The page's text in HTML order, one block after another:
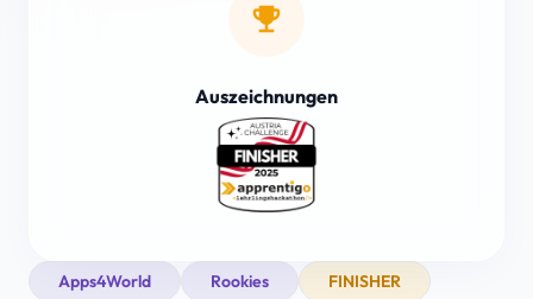
emoji_events
Auszeichnungen
Apps4World Rookies FINISHER